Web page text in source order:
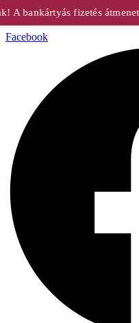
bankártyás fizetés
Facebook